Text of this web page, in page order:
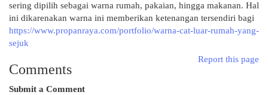
sering dipilih sebagai warna rumah, pakaian, hingga makanan. Hal
ini dikarenakan warna ini memberikan ketenangan tersendiri bagi
https://www.propanraya.com/portfolio/warna-cat-luar-rumah-yang-
sejuk
Report this page
Comments
Submit a Comment